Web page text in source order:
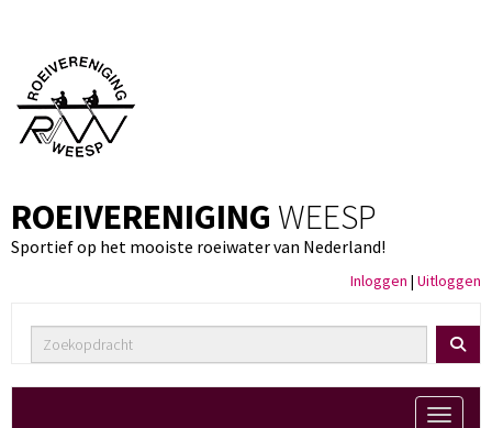
ROEIVERENIGING WEESP
Sportief op het mooiste roeiwater van Nederland!
Inloggen | Uitloggen
Toggle